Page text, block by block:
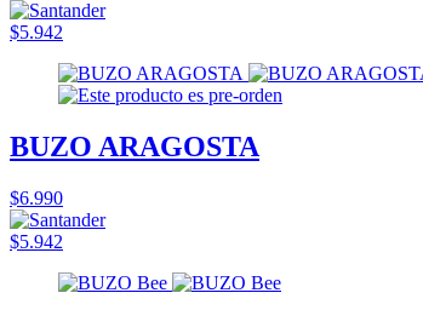
$5.942
BUZO ARAGOSTA
$6.990
$5.942